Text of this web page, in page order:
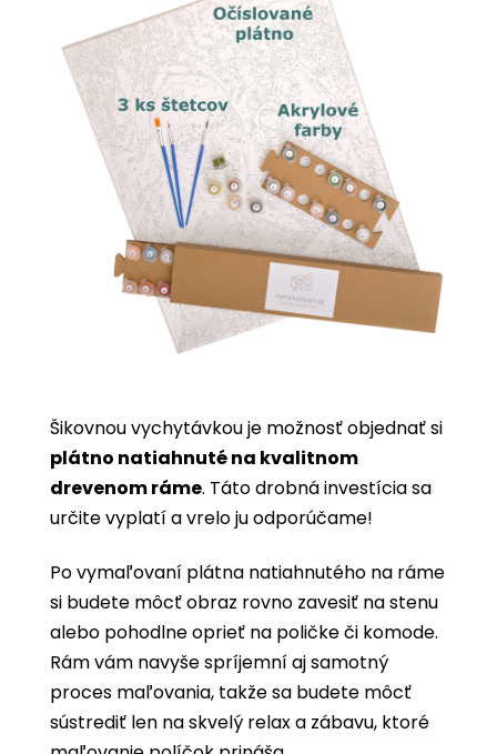
Šikovnou vychytávkou je možnosť objednať si
plátno natiahnuté na kvalitnom
drevenom ráme. Táto drobná investícia sa
určite vyplatí a vrelo ju odporúčame!
Po vymaľovaní plátna natiahnutého na ráme
si budete môcť obraz rovno zavesiť na stenu
alebo pohodlne oprieť na poličke či komode.
Rám vám navyše spríjemní aj samotný
proces maľovania, takže sa budete môcť
sústrediť len na skvelý relax a zábavu, ktoré